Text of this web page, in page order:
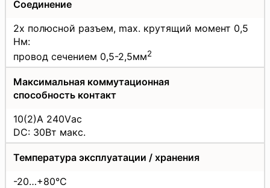
Соединение
2х полюсной разъем, max. крутящий момент 0,5
Нм:
провод сечением 0,5-2,5мм2
Максимальная коммутационная
способность контакт
10(2)A 240Vас
DC: 30Вт макс.
Температура эксплуатации / хранения
-20…+80°С